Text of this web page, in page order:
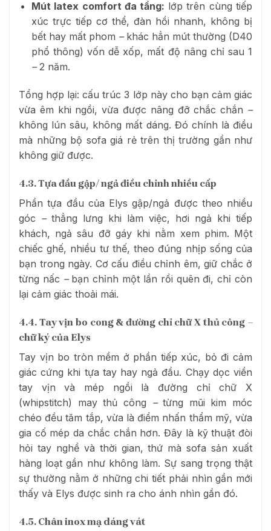
Mút latex comfort đa tầng: lớp trên cùng tiếp
xúc trực tiếp cơ thể, đàn hồi nhanh, không bị
bết hay mất phom –khác hẳn mút thường (D40
phổ thông) vốn dễ xốp, mất độ nâng chỉ sau 1
–2 năm.
Tổng hợp lại: cấu trúc 3 lớp này cho bạn cảm giác
vừa êm khi ngồi, vừa được nâng đỡ chắc chắn –
không lún sâu, không mất dáng. Đó chính là điều
mà những bộ sofa giá rẻ trên thị trường gần như
không giữ được.
4.3. Tựa đầu gập/ ngả điều chỉnh nhiều cấp
Phần tựa đầu của Elys gập/ngả được theo nhiều
góc –thẳng lưng khi làm việc, hơi ngả khi tiếp
khách, ngả sâu đỡ gáy khi nằm xem phim. Một
chiếc ghế, nhiều tư thế, theo đúng nhịp sống của
bạn trong ngày. Cơ cấu điều chỉnh êm, giữ chắc ở
từng nấc –bạn chỉnh một lần rồi quên đi, chỉ còn
lại cảm giác thoải mái.
4.4. Tay vịn bo cong & đường chỉ chữ X thủ công –
chữ ký của Elys
Tay vịn bo tròn mềm ở phần tiếp xúc, bỏ đi cảm
giác cứng khi tựa tay hay ngả đầu. Chạy dọc viền
tay vịn và mép ngồi là đường chỉ chữ X
(whipstitch) may thủ công –từng mũi kim móc
chéo đều tăm tắp, vừa là điểm nhấn thẩm mỹ, vừa
gia cố mép da chắc chắn hơn. Đây là kỹ thuật đòi
hỏi tay nghề và thời gian, thứ mà sofa sản xuất
hàng loạt gần như không làm. Sự sang trọng thật
sự thường nằm ở những chi tiết phải nhìn gần mới
thấy và Elys được sinh ra cho ánh nhìn gần đó.
4.5. Chân inox mạ dáng vát